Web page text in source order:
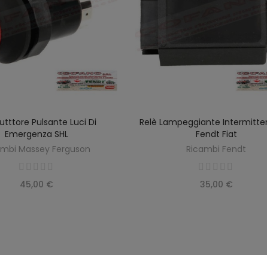
SCOPRIRE
Pulsante Luci Di
Emergenza SHL
Massey Ferguson
45,00 €
AGGIUNGI AL CARRELLO
Relè Lampeggiante
Fendt Fiat
Ricambi Fendt
35,00 €